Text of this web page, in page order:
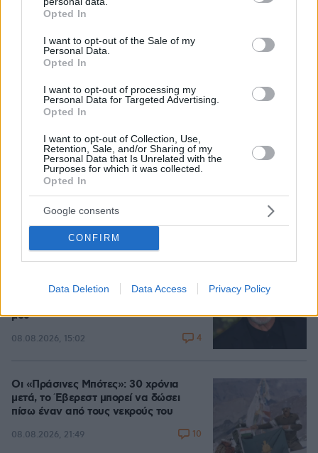
grant or deny consent to Google and its third-party tags to
use your data for below specified purposes in below Google
consent section.
Opted In
I want to opt-out of the Sale of my
Personal Data.
Opted In
I want to opt-out of processing my
Personal Data for Targeted Advertising.
Opted In
I want to opt-out of Collection, Use,
Retention, Sale, and/or Sharing of my
Personal Data that Is Unrelated with the
Purposes for which it was collected.
Opted In
Google consents
CONFIRM
Data Deletion Data Access Privacy Policy
Εγκαταλείπει το κόμμα Καρυστιανού
Μπρουτζάκης: Καταγγέλλει κλειστή
κάστα, «λένε προδότες και
πληρωμένους όσους αποχωρούν»
08.08.2026, 18:48 262
Για ανθρωποκτονία από αμέλεια
κατηγορούνται οι γονείς του 4χρονου
και ο ιδιοκτήτης του beach bar στην
Πάρο: Πώς έγινε η τραγωδία
Αντόνιο Μπαντέρας: Ήξερα ότι δεν θα
Χόλιγουντ, δεν ήταν γραφτό να
μου
08.08.2026, 15:02 4
Οι «Πράσινες Μπότες»: 30 χρόνια
μετά, το Έβερεστ μπορεί να δώσει
πίσω έναν από τους νεκρούς του
08.08.2026, 21:49 10